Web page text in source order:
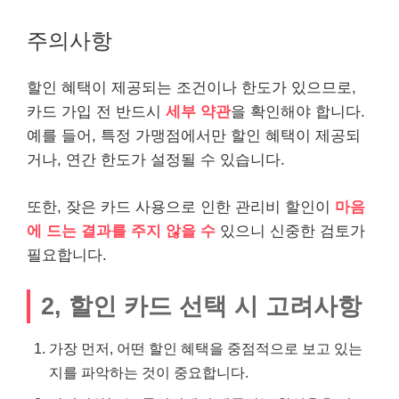
주의사항
할인 혜택이 제공되는 조건이나 한도가 있으므로,
카드 가입 전 반드시 세부 약관을 확인해야 합니다.
예를 들어, 특정 가맹점에서만 할인 혜택이 제공되
거나, 연간 한도가 설정될 수 있습니다.
또한, 잦은 카드 사용으로 인한 관리비 할인이 마음
에 드는 결과를 주지 않을 수 있으니 신중한 검토가
필요합니다.
2, 할인 카드 선택 시 고려사항
가장 먼저, 어떤 할인 혜택을 중점적으로 보고 있는
지를 파악하는 것이 중요합니다.